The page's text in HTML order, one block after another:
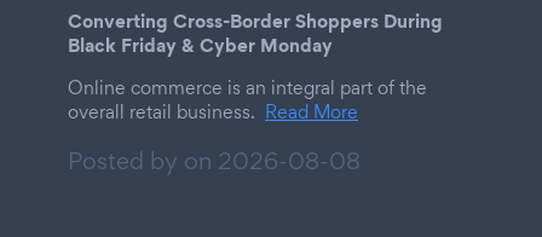
Converting Cross-Border Shoppers During
Black Friday & Cyber Monday
Online commerce is an integral part of the
overall retail business. Read More
Posted by on 2026-08-08